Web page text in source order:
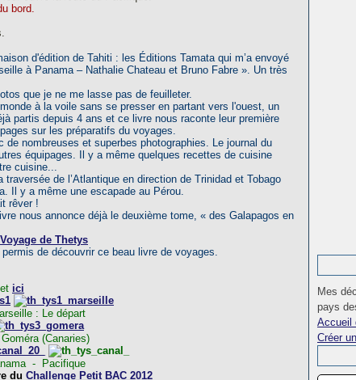
bord.
d'édition de Tahiti : les Éditions Tamata qui m’a envoyé
à Panama – Nathalie Chateau et Bruno Fabre ». Un très
que je ne me lasse pas de feuilleter.
à la voile sans se presser en partant vers l'ouest, un
partis depuis 4 ans et ce livre nous raconte leur première
sur les préparatifs du voyages.
de nombreuses et superbes photographies. Le journal du
équipages. Il y a même quelques recettes de cuisine
cuisine...
de l’Atlantique en direction de Trinidad et Tobago
Il y a même une escapade au Pérou.
rêver !
nous annonce déjà le deuxième tome, « des Galapagos en
Voyage de Thetys
de découvrir ce beau livre de voyages.
ici
: Le départ
Goméra (Canaries)
- Pacifique
du Challenge Petit BAC 2012
Mes
pays
Accueil
Créer